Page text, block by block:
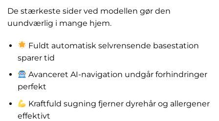
De stærkeste sider ved modellen gør den
uundværlig i mange hjem.
Fuldt automatisk selvrensende basestation
sparer tid
Avanceret AI-navigation undgår forhindringer
perfekt
Kraftfuld sugning fjerner dyrehår og allergener
effektivt